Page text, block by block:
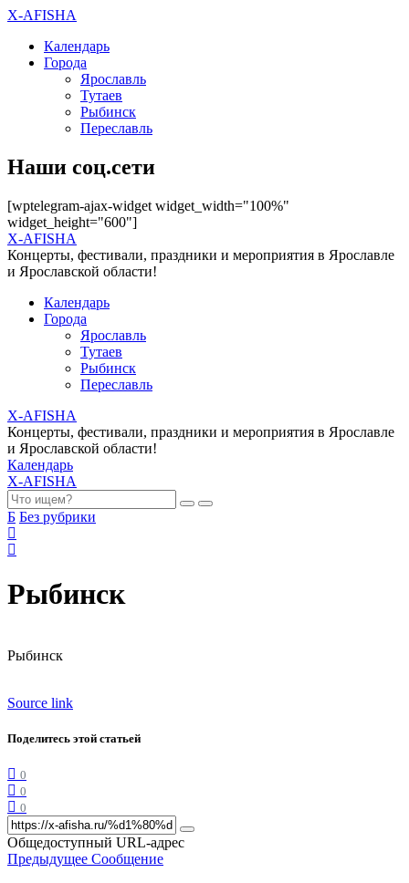
X-AFISHA
Календарь
Города
Ярославль
Тутаев
Рыбинск
Переславль
Наши соц.сети
[wptelegram-ajax-widget widget_width="100%"
widget_height="600"]
X-AFISHA
Концерты, фестивали, праздники и мероприятия в Ярославле
и Ярославской области!
Календарь
Города
Ярославль
Тутаев
Рыбинск
Переславль
X-AFISHA
Концерты, фестивали, праздники и мероприятия в Ярославле
и Ярославской области!
Календарь
X-AFISHA
Б Без рубрики
Рыбинск
Рыбинск
Source link
Поделитесь этой статьей
0
0
0
Общедоступный URL-адрес
Предыдущее Сообщение